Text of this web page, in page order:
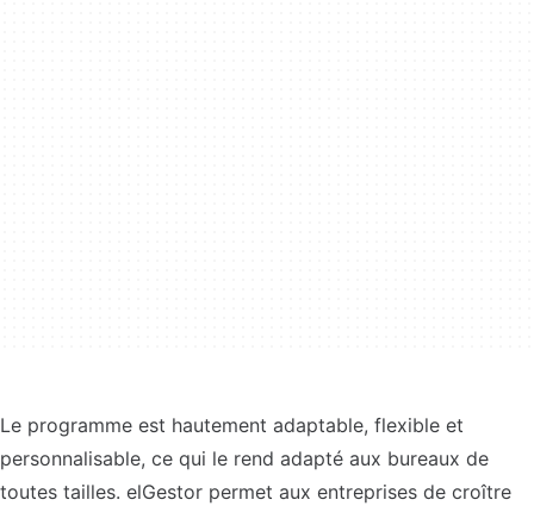
Le programme est hautement adaptable, flexible et
personnalisable, ce qui le rend adapté aux bureaux de
toutes tailles. elGestor permet aux entreprises de croître